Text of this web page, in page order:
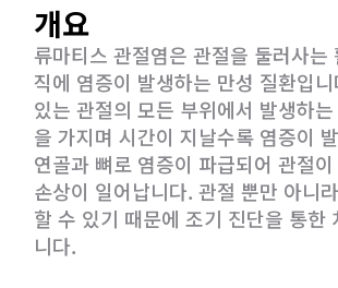
개요
류마티스 관절염은 관절을 둘러사는
직에 염증이 발생하는 만성 질환입
있는 관절의 모든 부위에서 발생하
을 가지며 시간이 지날수록 염증이
연골과 뼈로 염증이 파급되어 관절
손상이 일어납니다. 관절 뿐만 아니
할 수 있기 때문에 조기 진단을 통한
니다.